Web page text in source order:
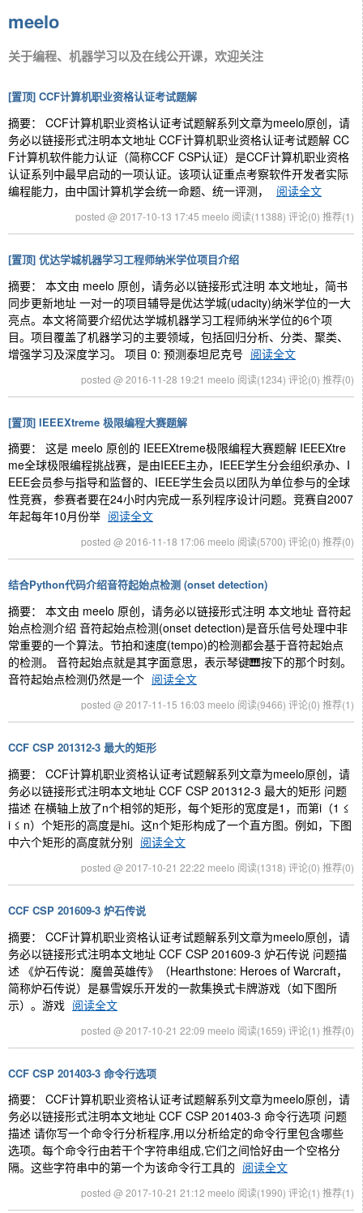
meelo
关于编程、机器学习以及在线公开课，欢迎关注
[置顶] CCF计算机职业资格认证考试题解
摘要： CCF计算机职业资格认证考试题解系列文章为meelo原创，请
务必以链接形式注明本文地址 CCF计算机职业资格认证考试题解 CC
F计算机软件能力认证（简称CCF CSP认证）是CCF计算机职业资格
认证系列中最早启动的一项认证。该项认证重点考察软件开发者实际
编程能力，由中国计算机学会统一命题、统一评测，
阅读全文
posted @ 2017-10-13 17:45 meelo 阅读(11388) 评论(0) 推荐(1)
[置顶] 优达学城机器学习工程师纳米学位项目介绍
摘要： 本文由 meelo 原创，请务必以链接形式注明 本文地址，简书
同步更新地址 一对一的项目辅导是优达学城(udacity)纳米学位的一大
亮点。本文将简要介绍优达学城机器学习工程师纳米学位的6个项
目。项目覆盖了机器学习的主要领域，包括回归分析、分类、聚类、
增强学习及深度学习。 项目 0: 预测泰坦尼克号 阅读全文
posted @ 2016-11-28 19:21 meelo 阅读(1234) 评论(0) 推荐(0)
[置顶] IEEEXtreme 极限编程大赛题解
摘要： 这是 meelo 原创的 IEEEXtreme极限编程大赛题解 IEEEXtre
me全球极限编程挑战赛，是由IEEE主办，IEEE学生分会组织承办、I
EEE会员参与指导和监督的、IEEE学生会员以团队为单位参与的全球
性竞赛，参赛者要在24小时内完成一系列程序设计问题。竞赛自2007
年起每年10月份举 阅读全文
posted @ 2016-11-18 17:06 meelo 阅读(5700) 评论(0) 推荐(0)
结合Python代码介绍音符起始点检测 (onset detection)
摘要： 本文由 meelo 原创，请务必以链接形式注明 本文地址 音符起
始点检测介绍 音符起始点检测(onset detection)是音乐信号处理中非
常重要的一个算法。节拍和速度(tempo)的检测都会基于音符起始点
的检测。 音符起始点就是其字面意思，表示琴键🎹按下的那个时刻。
音符起始点检测仍然是一个 阅读全文
posted @ 2017-11-15 16:03 meelo 阅读(9466) 评论(0) 推荐(1)
CCF CSP 201312-3 最大的矩形
摘要： CCF计算机职业资格认证考试题解系列文章为meelo原创，请
务必以链接形式注明本文地址 CCF CSP 201312-3 最大的矩形 问题
描述 在横轴上放了n个相邻的矩形，每个矩形的宽度是1，而第i（1 ≤
i ≤ n）个矩形的高度是hi。这n个矩形构成了一个直方图。例如，下图
中六个矩形的高度就分别 阅读全文
posted @ 2017-10-21 22:22 meelo 阅读(1318) 评论(0) 推荐(0)
CCF CSP 201609-3 炉石传说
摘要： CCF计算机职业资格认证考试题解系列文章为meelo原创，请
务必以链接形式注明本文地址 CCF CSP 201609-3 炉石传说 问题描
述 《炉石传说：魔兽英雄传》（Hearthstone: Heroes of Warcraft，
简称炉石传说）是暴雪娱乐开发的一款集换式卡牌游戏（如下图所
示）。游戏 阅读全文
posted @ 2017-10-21 22:09 meelo 阅读(1659) 评论(1) 推荐(0)
CCF CSP 201403-3 命令行选项
摘要： CCF计算机职业资格认证考试题解系列文章为meelo原创，请
务必以链接形式注明本文地址 CCF CSP 201403-3 命令行选项 问题
描述 请你写一个命令行分析程序,用以分析给定的命令行里包含哪些
选项。每个命令行由若干个字符串组成,它们之间恰好由一个空格分
隔。这些字符串中的第一个为该命令行工具的 阅读全文
posted @ 2017-10-21 21:12 meelo 阅读(1990) 评论(1) 推荐(1)